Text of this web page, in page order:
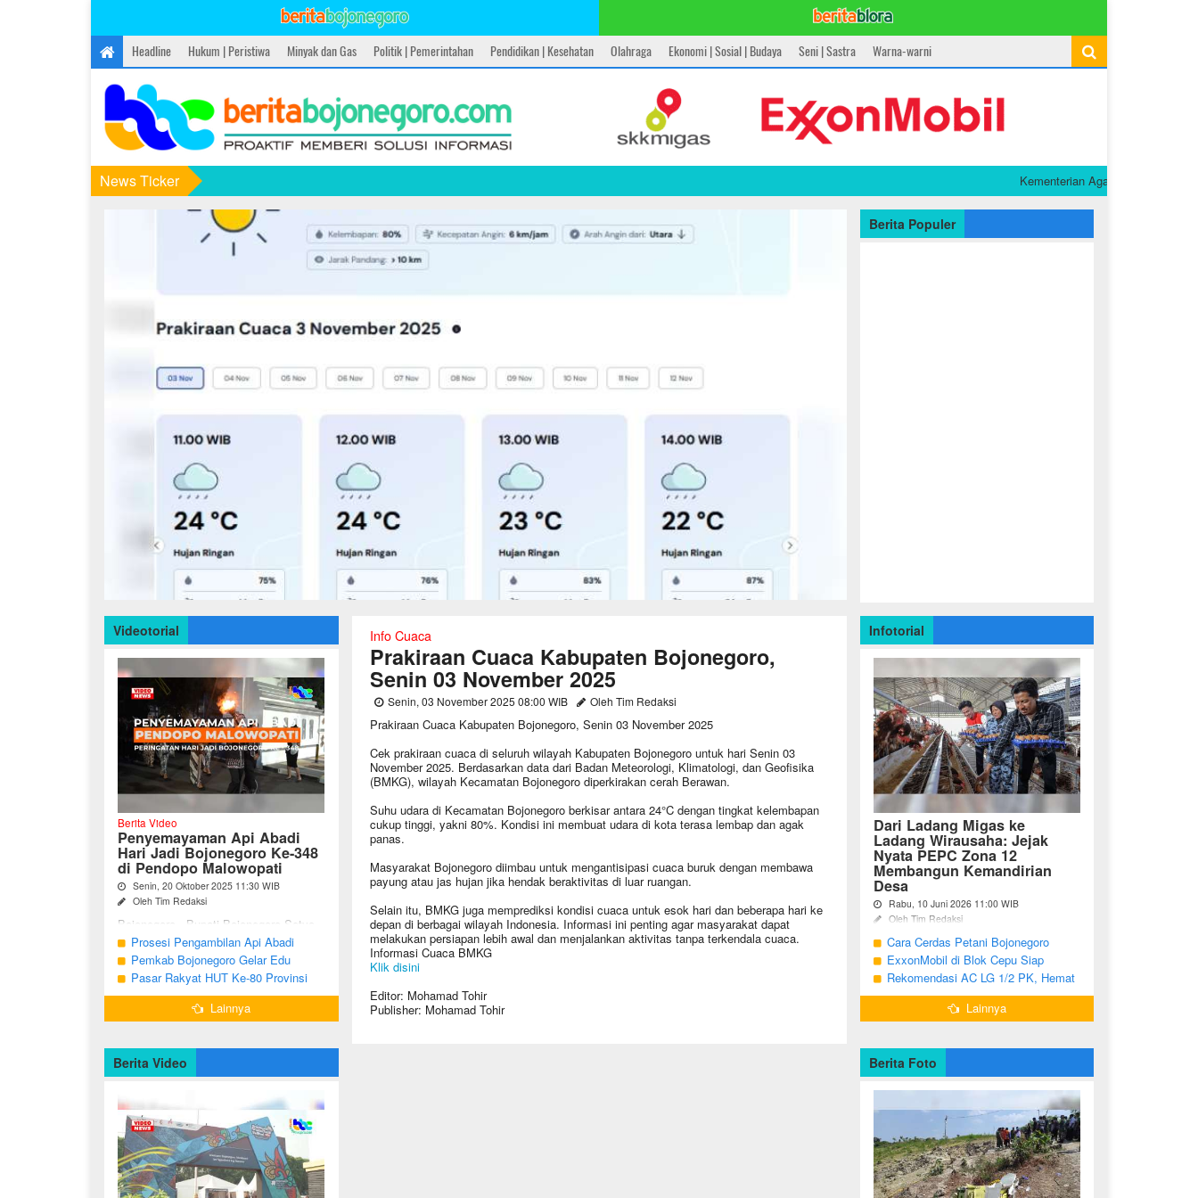
Headline Hukum | Peristiwa Minyak dan Gas Politik | Pemerintahan Pendidikan | Kesehatan Olahraga Ekonomi | Sosial | Budaya Seni | Sastra Warna-warni
News Ticker Kementerian Agama Raih Popular
Berita Populer
Info Cuaca
Prakiraan Cuaca Kabupaten Bojonegoro,
Senin 03 November 2025
Senin, 03 November 2025 08:00 WIB Oleh Tim Redaksi
Prakiraan Cuaca Kabupaten Bojonegoro, Senin 03 November 2025
Cek prakiraan cuaca di seluruh wilayah Kabupaten Bojonegoro untuk hari Senin 03
November 2025. Berdasarkan data dari Badan Meteorologi, Klimatologi, dan Geofisika
(BMKG), wilayah Kecamatan Bojonegoro diperkirakan cerah Berawan.
Suhu udara di Kecamatan Bojonegoro berkisar antara 24°C dengan tingkat kelembapan
cukup tinggi, yakni 80%. Kondisi ini membuat udara di kota terasa lembap dan agak
panas.
Masyarakat Bojonegoro diimbau untuk mengantisipasi cuaca buruk dengan membawa
payung atau jas hujan jika hendak beraktivitas di luar ruangan.
Selain itu, BMKG juga memprediksi kondisi cuaca untuk esok hari dan beberapa hari ke
depan di berbagai wilayah Indonesia. Informasi ini penting agar masyarakat dapat
melakukan persiapan lebih awal dan menjalankan aktivitas tanpa terkendala cuaca.
Informasi Cuaca BMKG
Klik disini
Editor: Mohamad Tohir
Publisher: Mohamad Tohir
Videotorial
Berita Video
Penyemayaman Api Abadi
Hari Jadi Bojonegoro Ke-348
di Pendopo Malowopati
Senin, 20 Oktober 2025 11:30 WIB
Oleh Tim Redaksi
Bojonegoro - Bupati Bojonegoro Setyo
Wahono, didampingi Wakil Bupati Nurul
Azizah dan Ketua DPRD Abdulloh
Umar, bersama jajaran Forkopimda
Bojonegoro ...
Prosesi Pengambilan Api Abadi
Peringatan Hari Jadi Bojonegoro Ke-
348
Pemkab Bojonegoro Gelar Edu
Champ dan Coaching Clinic Seni
Reog dan Jaranan
Pasar Rakyat HUT Ke-80 Provinsi
Jawa Timur di Bojonegoro
Lainnya
Berita Video
Infotorial
Dari Ladang Migas ke
Ladang Wirausaha: Jejak
Nyata PEPC Zona 12
Membangun Kemandirian
Desa
Rabu, 10 Juni 2026 11:00 WIB
Oleh Tim Redaksi
Bojonegoro - Berakhirnya fase
pengembangan Proyek Gas Jambaran-
Tiung Biru (JTB) pada 2021 menjadi
titik balik bagi ratusan pemuda Desa
Bandungrejo, ...
Cara Cerdas Petani Bojonegoro
Menguatkan Ekonomi Keluarga
ExxonMobil di Blok Cepu Siap
Hadapi Target Produksi 2026
Rekomendasi AC LG 1/2 PK, Hemat
Listrik dan Pendinginan Maksimal
Lainnya
Berita Foto